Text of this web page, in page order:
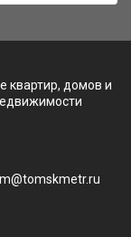
квартир, домов и